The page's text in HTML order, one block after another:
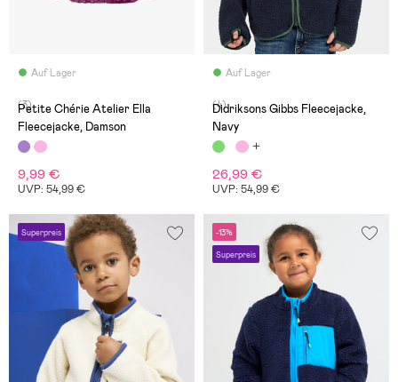
Auf Lager
(3)
Petite Chérie Atelier Ella
Fleecejacke, Damson
9,99 €
UVP: 54,99 €
Auf Lager
(4)
Didriksons Gibbs Fleecejacke,
Navy
26,99 €
UVP: 54,99 €
Superpreis -13%
Superpreis